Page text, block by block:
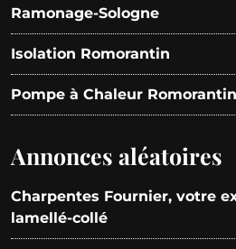
Ramonage-Sologne
Isolation Romorantin
Pompe à Chaleur Romorantin
Annonces aléatoires
Charpentes Fournier, votre
lamellé-collé